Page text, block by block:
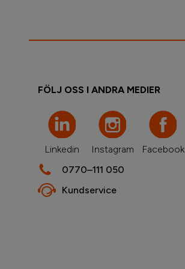
FÖLJ OSS I ANDRA MEDIER
Linkedin Instagram
Facebook
0770–111 050
Kundservice